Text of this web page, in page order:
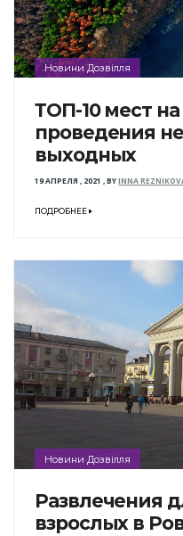
Новини Дозвілля
ТОП-10 мест
проведения
выходных
19 АПРЕЛЯ , 2021 ,BYINNA
ПОДРОБНЕЕ
Новини Дозвілля
Развлечения
взрослых в